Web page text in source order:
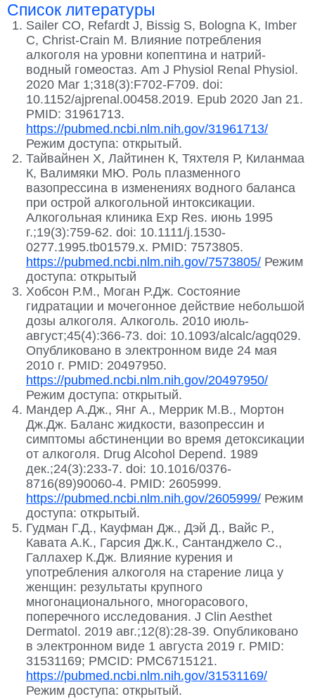
Список литературы
Sailer CO, Refardt J, Bissig S, Bologna K, Imber
C, Christ-Crain M. Влияние потребления
алкоголя на уровни копептина и натрий-
водный гомеостаз. Am J Physiol Renal Physiol.
2020 Mar 1;318(3):F702-F709. doi:
10.1152/ajprenal.00458.2019. Epub 2020 Jan 21.
PMID: 31961713.
https://pubmed.ncbi.nlm.nih.gov/31961713/
Режим доступа: открытый.
Тайвайнен Х, Лайтинен К, Тяхтеля Р, Киланмаа
К, Валимяки МЮ. Роль плазменного
вазопрессина в изменениях водного баланса
при острой алкогольной интоксикации.
Алкогольная клиника Exp Res. июнь 1995
г.;19(3):759-62. doi: 10.1111/j.1530-
0277.1995.tb01579.x. PMID: 7573805.
https://pubmed.ncbi.nlm.nih.gov/7573805/ Режим
доступа: открытый
Хобсон Р.М., Моган Р.Дж. Состояние
гидратации и мочегонное действие небольшой
дозы алкоголя. Алкоголь. 2010 июль-
август;45(4):366-73. doi: 10.1093/alcalc/agq029.
Опубликовано в электронном виде 24 мая
2010 г. PMID: 20497950.
https://pubmed.ncbi.nlm.nih.gov/20497950/
Режим доступа: открытый.
Мандер А.Дж., Янг А., Меррик М.В., Мортон
Дж.Дж. Баланс жидкости, вазопрессин и
симптомы абстиненции во время детоксикации
от алкоголя. Drug Alcohol Depend. 1989
дек.;24(3):233-7. doi: 10.1016/0376-
8716(89)90060-4. PMID: 2605999.
https://pubmed.ncbi.nlm.nih.gov/2605999/ Режим
доступа: открытый.
Гудман Г.Д., Кауфман Дж., Дэй Д., Вайс Р.,
Кавата А.К., Гарсия Дж.К., Сантанджело С.,
Галлахер К.Дж. Влияние курения и
употребления алкоголя на старение лица у
женщин: результаты крупного
многонационального, многорасового,
поперечного исследования. J Clin Aesthet
Dermatol. 2019 авг.;12(8):28-39. Опубликовано
в электронном виде 1 августа 2019 г. PMID:
31531169; PMCID: PMC6715121.
https://pubmed.ncbi.nlm.nih.gov/31531169/
Режим доступа: открытый.